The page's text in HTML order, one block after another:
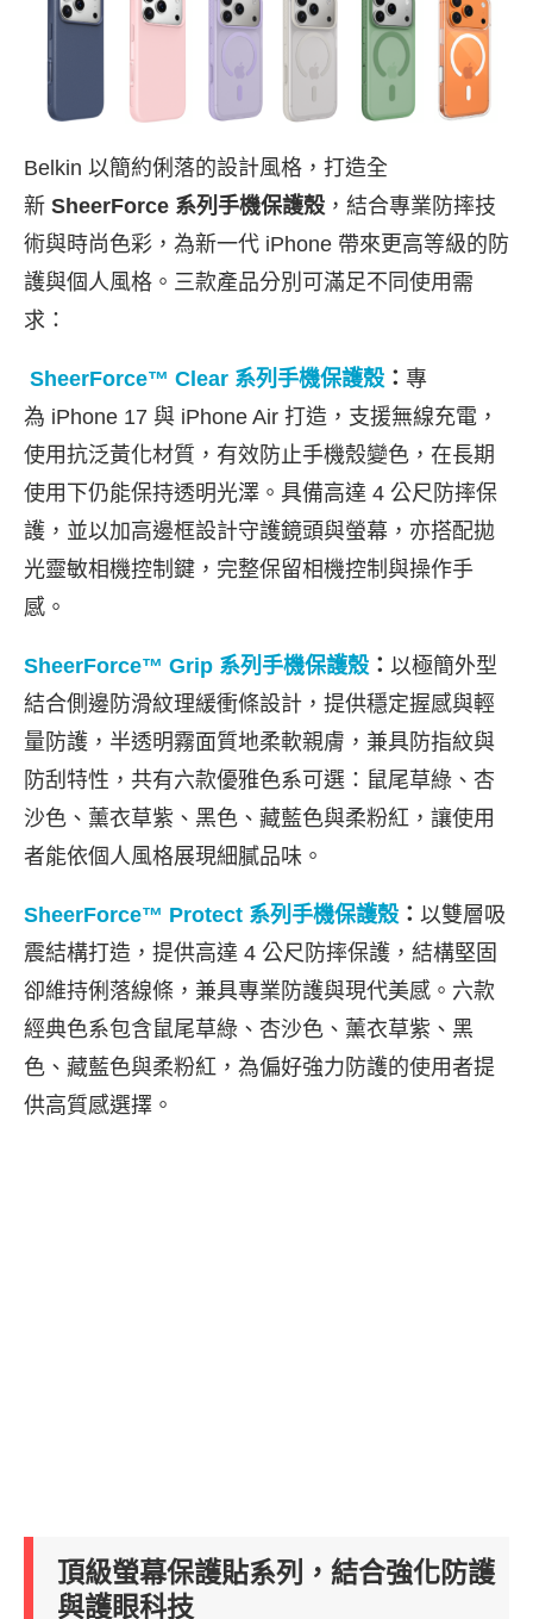
Belkin 以簡約俐落的設計風格，打造全
新 SheerForce 系列手機保護殼 ，結合專業防摔技
術與時尚色彩，為新一代 iPhone 帶來更高等級的防
護與個人風格。三款產品分別可滿足不同使用需
求：
SheerForce™ Clear 系列手機保護殼 ： 專
為 iPhone 17 與 iPhone Air 打造，支援無線充電，
使用抗泛黃化材質，有效防止手機殼變色，在長期
使用下仍能保持透明光澤。具備高達 4 公尺防摔保
護，並以加高邊框設計守護鏡頭與螢幕，亦搭配拋
光靈敏相機控制鍵，完整保留相機控制與操作手
感。
SheerForce™ Grip 系列手機保護殼 ： 以極簡外型
結合側邊防滑紋理緩衝條設計，提供穩定握感與輕
量防護，半透明霧面質地柔軟親膚，兼具防指紋與
防刮特性，共有六款優雅色系可選：鼠尾草綠、杏
沙色、薰衣草紫、黑色、藏藍色與柔粉紅，讓使用
者能依個人風格展現細膩品味。
SheerForce™ Protect 系列手機保護殼 ： 以雙層吸
震結構打造，提供高達 4 公尺防摔保護，結構堅固
卻維持俐落線條，兼具專業防護與現代美感。六款
經典色系包含鼠尾草綠、杏沙色、薰衣草紫、黑
色、藏藍色與柔粉紅，為偏好強力防護的使用者提
供高質感選擇。
頂級螢幕保護貼系列，結合強化防護
與護眼科技